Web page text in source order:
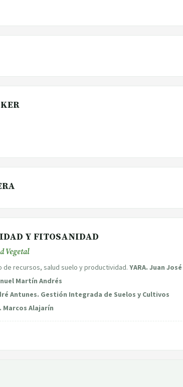
Y FITOSANIDAD
Vegetal
recursos, salud suelo y productividad. YARA. Juan
Martín Andrés
Antunes. Gestión Integrada de Suelos y Cultivos
Alajarín